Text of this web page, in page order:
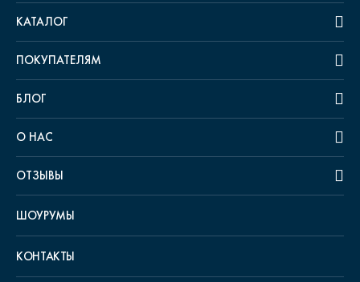
КАТАЛОГ
ПОКУПАТЕЛЯМ
БЛОГ
О НАС
ОТЗЫВЫ
ШОУРУМЫ
КОНТАКТЫ